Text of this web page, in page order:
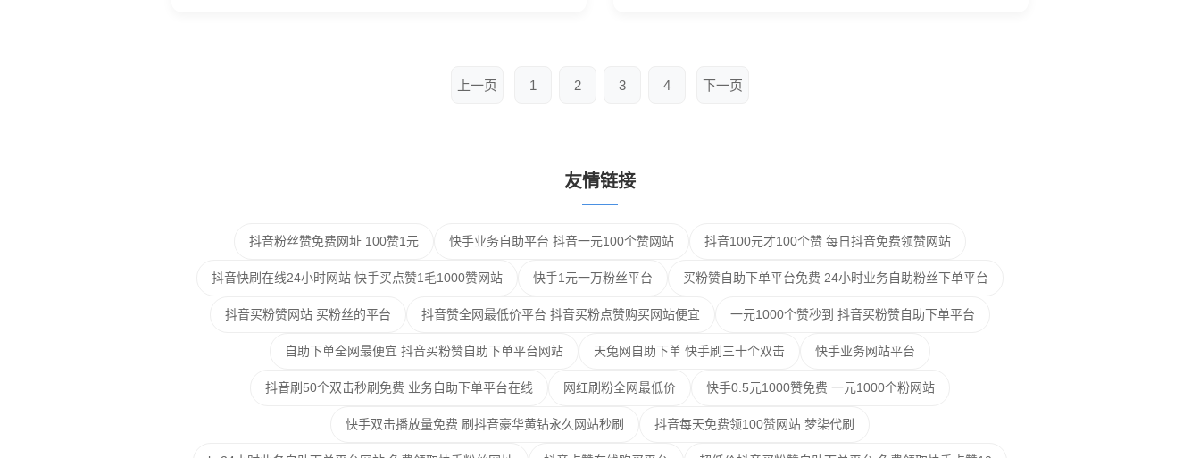
上一页 1 2 3 4 下一页
友情链接
抖音粉丝赞免费网址 100赞1元 快手业务自助平台 抖音一元100个赞网站 抖音100元才100个赞 每日抖音免费领赞网站
抖音快刷在线24小时网站 快手买点赞1毛1000赞网站 快手1元一万粉丝平台 买粉赞自助下单平台免费 24小时业务自助粉丝下单平台
抖音买粉赞网站 买粉丝的平台 抖音赞全网最低价平台 抖音买粉点赞购买网站便宜 一元1000个赞秒到 抖音买粉赞自助下单平台
自助下单全网最便宜 抖音买粉赞自助下单平台网站 天兔网自助下单 快手刷三十个双击 快手业务网站平台
抖音刷50个双击秒刷免费 业务自助下单平台在线 网红刷粉全网最低价 快手0.5元1000赞免费 一元1000个粉网站
快手双击播放量免费 刷抖音豪华黄钻永久网站秒刷 抖音每天免费领100赞网站 梦柒代刷